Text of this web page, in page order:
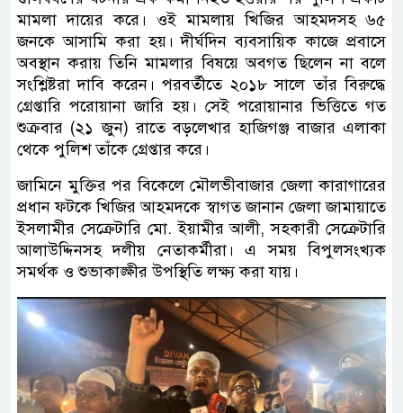
মামলা দায়ের করে। ওই মামলায় খিজির আহমদসহ ৬৫
জনকে আসামি করা হয়। দীর্ঘদিন ব্যবসায়িক কাজে প্রবাসে
অবস্থান করায় তিনি মামলার বিষয়ে অবগত ছিলেন না বলে
সংশ্লিষ্টরা দাবি করেন। পরবর্তীতে ২০১৮ সালে তাঁর বিরুদ্ধে
গ্রেপ্তারি পরোয়ানা জারি হয়। সেই পরোয়ানার ভিত্তিতে গত
শুক্রবার (২১ জুন) রাতে বড়লেখার হাজিগঞ্জ বাজার এলাকা
থেকে পুলিশ তাঁকে গ্রেপ্তার করে।
জামিনে মুক্তির পর বিকেলে মৌলভীবাজার জেলা কারাগারের
প্রধান ফটকে খিজির আহমদকে স্বাগত জানান জেলা জামায়াতে
ইসলামীর সেক্রেটারি মো. ইয়ামীর আলী, সহকারী সেক্রেটারি
আলাউদ্দিনসহ দলীয় নেতাকর্মীরা। এ সময় বিপুলসংখ্যক
সমর্থক ও শুভাকাঙ্ক্ষীর উপস্থিতি লক্ষ্য করা যায়।